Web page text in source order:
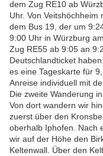
dem Zug RE10 ab
Uhr. Von
dem Bus 19, der um
9:00 Uhr in Würzburg
Zug RE55 ab 9:05 an
Deutschlandticket
es eine Tageskarte für
Anreise individuell mit
Die zweite Wanderung
Von dort wandern wir
zuerst über den
oberhalb Iphofen. Nach
wir auf der Höhe den
Keltenwall. Über den